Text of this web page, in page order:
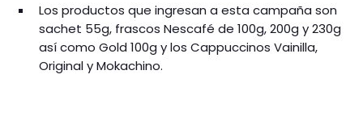
Los productos que ingresan a esta campaña son
sachet 55g, frascos Nescafé de 100g, 200g y 230g
así como Gold 100g y los Cappuccinos Vainilla,
Original y Mokachino.